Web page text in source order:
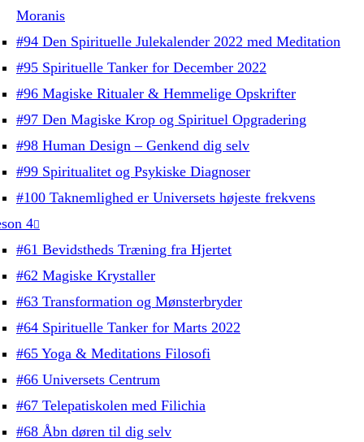
Moranis
#94 Den Spirituelle Julekalender 2022 med Meditation
#95 Spirituelle Tanker for December 2022
#96 Magiske Ritualer & Hemmelige Opskrifter
#97 Den Magiske Krop og Spirituel Opgradering
#98 Human Design – Genkend dig selv
#99 Spiritualitet og Psykiske Diagnoser
#100 Taknemlighed er Universets højeste frekvens
4
#61 Bevidstheds Træning fra Hjertet
#62 Magiske Krystaller
#63 Transformation og Mønsterbryder
#64 Spirituelle Tanker for Marts 2022
#65 Yoga & Meditations Filosofi
#66 Universets Centrum
#67 Telepatiskolen med Filichia
#68 Åbn døren til dig selv